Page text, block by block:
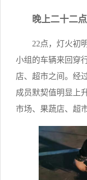
晚上二十二点
22点，灯火初
小组的车辆来回穿
店、超市之间。 经
成员默契值明显上
市场、果蔬店、超